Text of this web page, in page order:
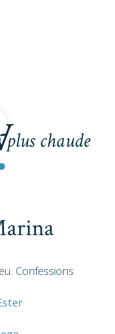
chaude
Confessions